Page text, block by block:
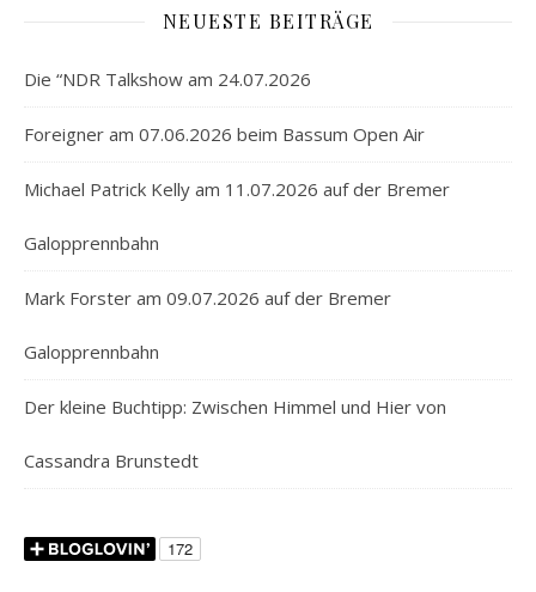
NEUESTE BEITRÄGE
Die “NDR Talkshow am 24.07.2026
Foreigner am 07.06.2026 beim Bassum Open Air
Michael Patrick Kelly am 11.07.2026 auf der Bremer
Galopprennbahn
Mark Forster am 09.07.2026 auf der Bremer
Galopprennbahn
Der kleine Buchtipp: Zwischen Himmel und Hier von
Cassandra Brunstedt